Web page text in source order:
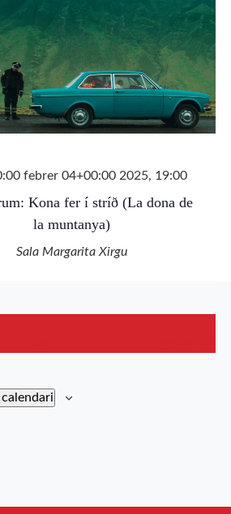
febrer 04+00:00 2025, 19:00
Kona fer í stríð (La dona de
la muntanya)
Sala Margarita Xirgu